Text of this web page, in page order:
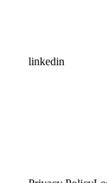
linkedin